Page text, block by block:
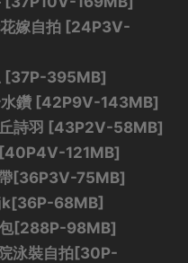
嫁自拍 [24P3V-
[37P-395MB]
水鑽 [42P9V-143MB]
詩羽 [43P2V-58MB]
[40P4V-121MB]
[36P3V-75MB]
jk[36P-68MB]
包[288P-98MB]
泳裝自拍[30P-